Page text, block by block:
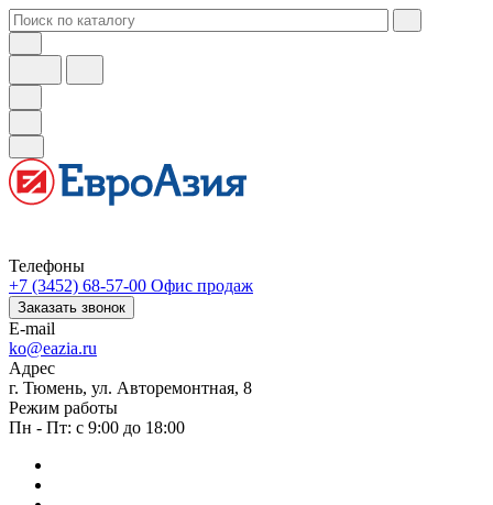
Телефоны
+7 (3452) 68-57-00 Офис продаж
Заказать звонок
E-mail
ko@eazia.ru
Адрес
г. Тюмень, ул. Авторемонтная, 8
Режим работы
Пн - Пт: с 9:00 до 18:00